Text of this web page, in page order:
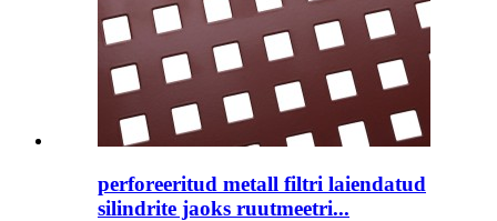
perforeeritud metall filtri laiendatud
silindrite jaoks ruutmeetri...